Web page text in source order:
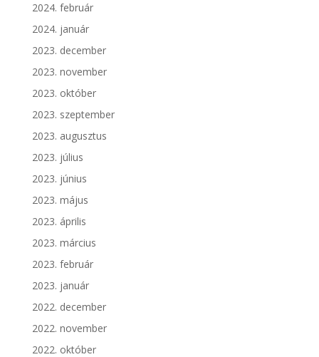
2024. február
2024. január
2023. december
2023. november
2023. október
2023. szeptember
2023. augusztus
2023. július
2023. június
2023. május
2023. április
2023. március
2023. február
2023. január
2022. december
2022. november
2022. október